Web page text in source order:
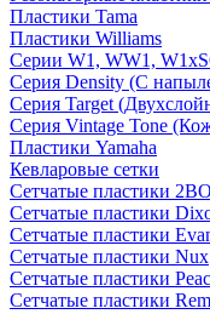
Пластики Tama
Пластики Williams
Серии W1, WW1,
Серия Density (C
Серия Target
Серия Vintage Tone
Пластики Yamaha
Кевларовые сетки
Сетчатые пластики
Сетчатые пластики
Сетчатые пластики
Сетчатые пластики Nux
Сетчатые пластики
Сетчатые пластики